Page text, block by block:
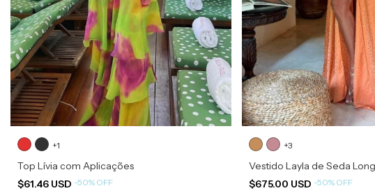
+1
Top Lívia com Aplicações
$61.46 USD -50% OFF
+3
Vestido Layla de Seda
$675.00 USD -50% OFF